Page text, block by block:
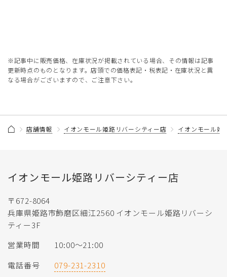
※記事中に販売価格、在庫状況が掲載されている場合、その情報は記事
更新時点のものとなります。店頭での価格表記・税表記・在庫状況と異
なる場合がございますので、ご注意下さい。
店舗情報 イオンモール姫路リバーシティー店 イオンモール姫
イオンモール姫路リバーシティー店
〒672-8064
兵庫県姫路市飾磨区細江2560 イオンモール姫路リバーシ
ティー3F
営業時間
10:00〜21:00
電話番号
079-231-2310